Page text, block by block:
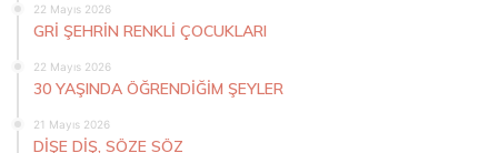
22 Mayıs 2026
GRİ ŞEHRİN RENKLİ ÇOCUKLARI
22 Mayıs 2026
30 YAŞINDA ÖĞRENDİĞİM ŞEYLER
21 Mayıs 2026
DİŞE DİŞ, SÖZE SÖZ